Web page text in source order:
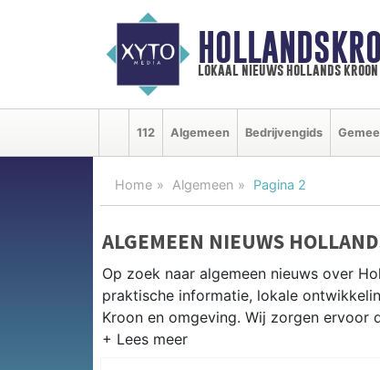
lokaal nieuws hollands kroon
112 Algemeen Bedrijvengids
Home Algemeen Pagina 2
ALGEMEEN NIEUWS
Op zoek naar algemeen nieuws over
praktische informatie, lokale
Kroon en omgeving. Wij zorgen ervoor
PRAKTISCHE INFORMATIE